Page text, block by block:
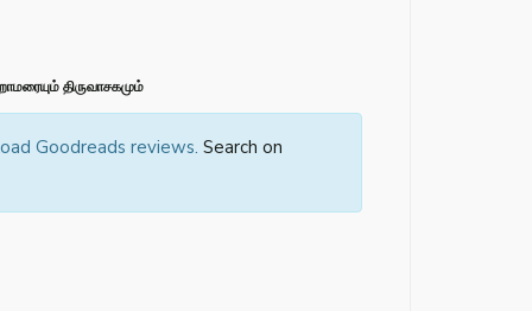
திருவாசகமும்
Goodreads reviews. Search on